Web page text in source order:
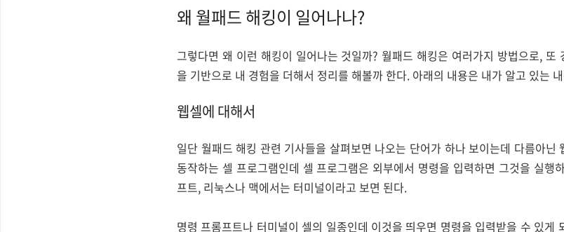
왜 월패드 해킹이 일어나나?
그렇다면 왜 이런 해킹이 일어나는 것일까? 월패드 해킹은 여러가지 방법으로,
을 기반으로 내 경험을 더해서 정리를 해볼까 한다. 아래의 내용은 내가 알고 있는
웹셀에 대해서
일단 월패드 해킹 관련 기사들을 살펴보면 나오는 단어가 하나 보이는데 다름아
동작하는 셀 프로그램인데 셀 프로그램은 외부에서 명령을 입력하면 그것을 실행
프트, 리눅스나 맥에서는 터미널이라고 보면 된다.
명령 프롬프트나 터미널이 셀의 일종인데 이것을 띄우면 명령을 입력받을 수 있게